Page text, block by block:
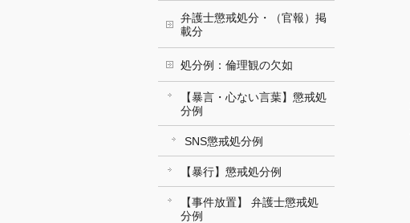
弁護士懲戒処分・（官報）掲
載分
処分例：倫理観の欠如
【暴言・心ない言葉】懲戒処
分例
SNS懲戒処分例
【暴行】懲戒処分例
【事件放置】 弁護士懲戒処
分例